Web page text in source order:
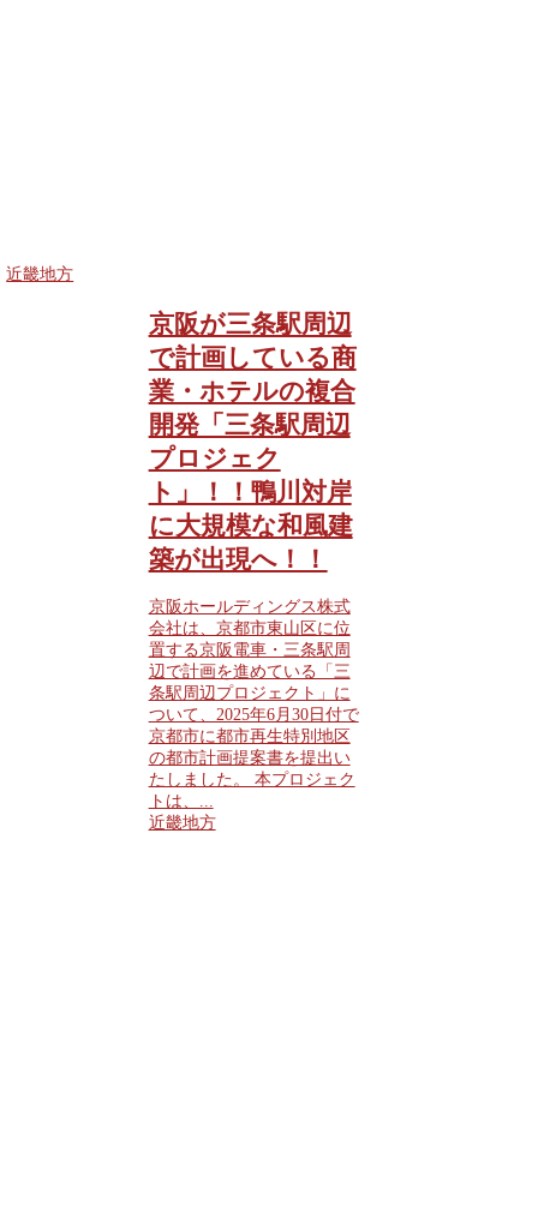
近畿地方
京阪が三条駅周辺
で計画している商
業・ホテルの複合
開発「三条駅周辺
プロジェク
ト」！！鴨川対岸
に大規模な和風建
築が出現へ！！
京阪ホールディングス株式
会社は、京都市東山区に位
置する京阪電車・三条駅周
辺で計画を進めている「三
条駅周辺プロジェクト」に
ついて、2025年6月30日付で
京都市に都市再生特別地区
の都市計画提案書を提出い
たしました。 本プロジェク
トは、...
近畿地方